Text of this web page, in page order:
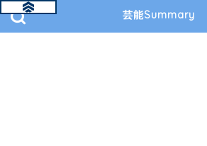
芸能Summary